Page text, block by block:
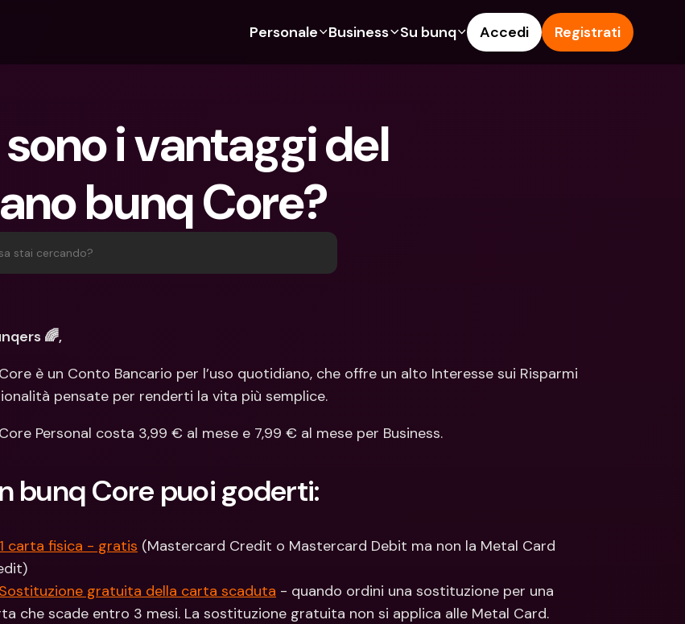
Personale
Per expat
Per coppie
Piani
bunq Free
Carte di Credito
Cripto
Conti Cointestati
Pagamenti
Invita un Amico
Conti Bancari internazionali e
Valute estere
Business
Per freelancer
Per PMI
Piani
bunq Free
bunq Core
Valute estere e IBAN Esteri
Conti Bancari internazionali e
Valute estere
Su bunq
Sostenibilità
Stampa
Lavora con noi
Accedi Registrati
i vantaggi del
bunq Core?
stai cercando?
🌈,
è un Conto Bancario per l’uso quotidiano, che offre un alto Interesse sui Risparmi
pensate per renderti la vita più semplice.
Personal costa 3,99 € al mese e 7,99 € al mese per Business.
bunq Core puoi goderti:
1 carta fisica - gratis (Mastercard Credit o Mastercard Debit ma non la Metal Card
Sostituzione gratuita della carta scaduta - quando ordini una sostituzione per una
che scade entro 3 mesi. La sostituzione gratuita non si applica alle Metal Card.